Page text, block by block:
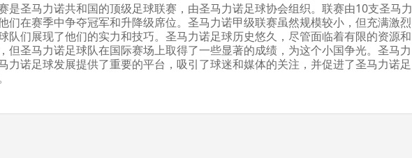
是圣马力诺共和国的顶级足球联赛，由圣马力诺足球协会组织。联赛由10支圣马力
们在赛季中争夺冠军和升降级席位。圣马力诺甲级联赛虽然规模较小，但充满激烈
队们展现了他们的实力和技巧。圣马力诺足球历史悠久，尽管面临着有限的资源和
但圣马力诺足球队在国际赛场上取得了一些显著的成绩，为这个小国争光。圣马力
力诺足球发展提供了重要的平台，吸引了球迷和媒体的关注，并促进了圣马力诺足